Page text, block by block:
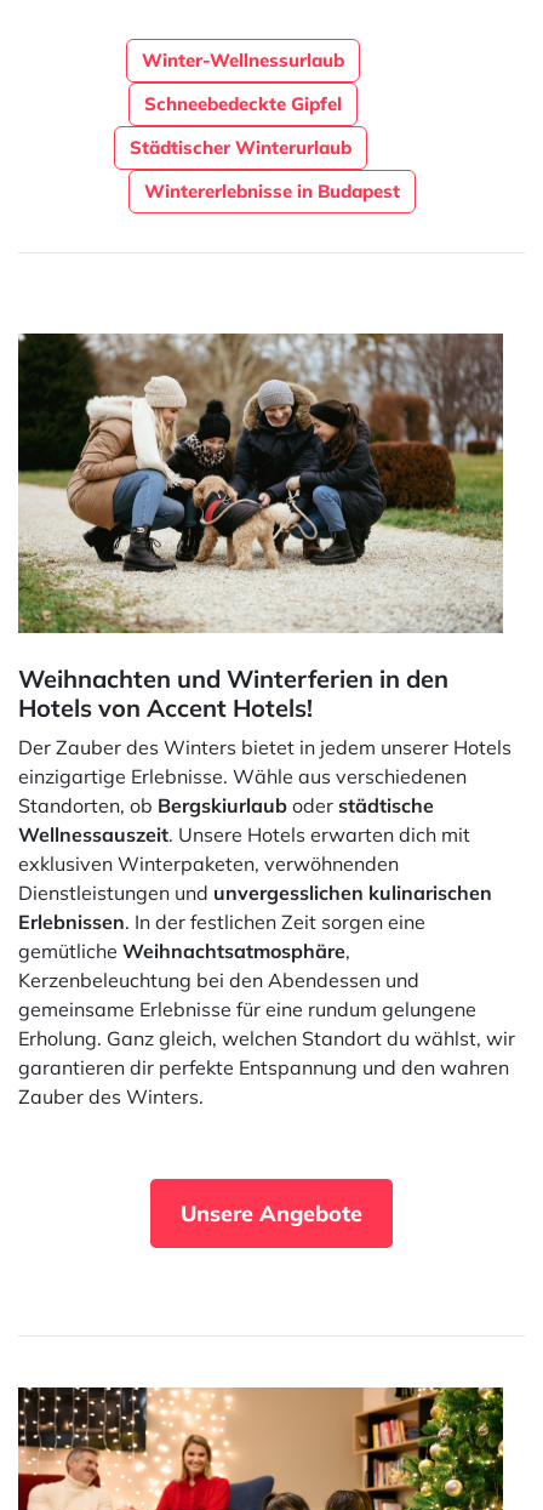
Winter-Wellnessurlaub
Schneebedeckte Gipfel
Städtischer Winterurlaub
Wintererlebnisse in Budapest
Weihnachten und Winterferien in den
Hotels von Accent Hotels!
Der Zauber des Winters bietet in jedem unserer Hotels
einzigartige Erlebnisse. Wähle aus verschiedenen
Standorten, ob Bergskiurlaub oder städtische
Wellnessauszeit. Unsere Hotels erwarten dich mit
exklusiven Winterpaketen, verwöhnenden
Dienstleistungen und unvergesslichen kulinarischen
Erlebnissen. In der festlichen Zeit sorgen eine
gemütliche Weihnachtsatmosphäre,
Kerzenbeleuchtung bei den Abendessen und
gemeinsame Erlebnisse für eine rundum gelungene
Erholung. Ganz gleich, welchen Standort du wählst, wir
garantieren dir perfekte Entspannung und den wahren
Zauber des Winters.
Unsere Angebote